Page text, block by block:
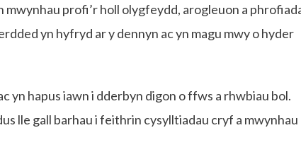
mwynhau profi’r holl olygfeydd, arogleuon a
yn hyfryd ar y dennyn ac yn magu mwy o hyder
yn hapus iawn i dderbyn digon o ffws a rhwbiau bol.
lle gall barhau i feithrin cysylltiadau cryf a mwynhau